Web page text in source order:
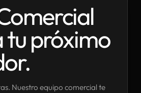
tu próximo
Nuestro equipo comercial te